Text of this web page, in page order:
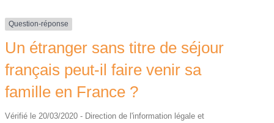
Question-réponse
Un étranger sans titre de séjour
français peut-il faire venir sa
famille en France ?
Vérifié le 20/03/2020 - Direction de l'information légale et